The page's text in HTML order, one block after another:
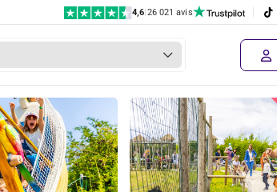
4,6|26 021 avis